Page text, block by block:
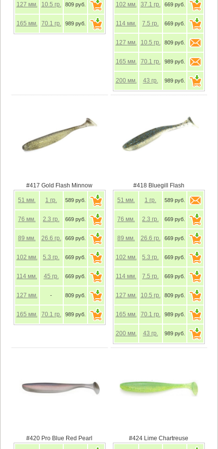
127 мм. 10.5 гр. 809 руб.
165 мм. 70.1 гр. 989 руб.
102 мм. 37.1 гр. 669 руб.
114 мм. 7.5 гр. 669 руб.
127 мм. 10.5 гр. 809 руб.
165 мм. 70.1 гр. 989 руб.
200 мм. 43 гр. 989 руб.
#417 Gold Flash Minnow
51 мм. 1 гр. 589 руб.
76 мм. 2.3 гр. 669 руб.
89 мм. 26.6 гр. 669 руб.
102 мм. 5.3 гр. 669 руб.
114 мм. 45 гр. 669 руб.
127 мм. - 809 руб.
165 мм. 70.1 гр. 989 руб.
#418 Bluegill Flash
51 мм. 1 гр. 589 руб.
76 мм. 2.3 гр. 669 руб.
89 мм. 26.6 гр. 669 руб.
102 мм. 5.3 гр. 669 руб.
114 мм. 7.5 гр. 669 руб.
127 мм. 10.5 гр. 809 руб.
165 мм. 70.1 гр. 989 руб.
200 мм. 43 гр. 989 руб.
#420 Pro Blue Red Pearl #424 Lime Chartreuse